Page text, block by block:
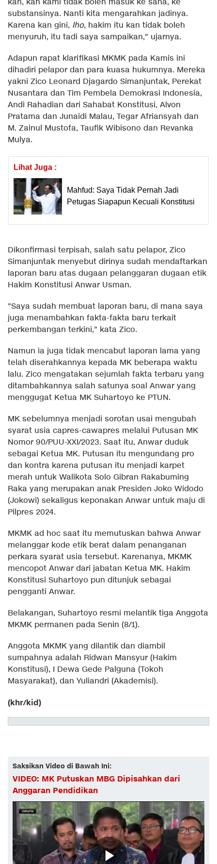
substansinya. Nanti kita mengarahkan jadinya.
Karena kan gini, lho, hakim itu kan tidak boleh
menyuruh, itu tadi saya sampaikan," ujarnya.
Adapun rapat klarifikasi MKMK pada Kamis ini
dihadiri pelapor dan para kuasa hukumnya. Mereka
yakni Zico Leonard Djagardo Simanjuntak, Perekat
Nusantara dan Tim Pembela Demokrasi Indonesia,
Andi Rahadian dari Sahabat Konstitusi, Alvon
Pratama dan Junaidi Malau, Tegar Afriansyah dan
M. Zainul Mustofa, Taufik Wibisono dan Revanka
Mulya.
Lihat Juga :
Mahfud: Saya Tidak Pernah Jadi
Petugas Siapapun Kecuali Konstitusi
Dikonfirmasi terpisah, salah satu pelapor, Zico
Simanjuntak menyebut dirinya sudah mendaftarkan
laporan baru atas dugaan pelanggaran dugaan etik
Hakim Konstitusi Anwar Usman.
"Saya sudah membuat laporan baru, di mana saya
juga menambahkan fakta-fakta baru terkait
perkembangan terkini," kata Zico.
Namun ia juga tidak mencabut laporan lama yang
telah diserahkannya kepada MK beberapa waktu
lalu. Zico mengatakan sejumlah fakta terbaru yang
ditambahkannya salah satunya soal Anwar yang
menggugat Ketua MK Suhartoyo ke PTUN.
MK sebelumnya menjadi sorotan usai mengubah
syarat usia capres-cawapres melalui Putusan MK
Nomor 90/PUU-XXI/2023. Saat itu, Anwar duduk
sebagai Ketua MK. Putusan itu mengundang pro
dan kontra karena putusan itu menjadi karpet
merah untuk Walikota Solo Gibran Rakabuming
Raka yang merupakan anak Presiden Joko Widodo
(Jokowi) sekaligus keponakan Anwar untuk maju di
Pilpres 2024.
MKMK ad hoc saat itu memutuskan bahwa Anwar
melanggar kode etik berat dalam penanganan
perkara syarat usia tersebut. Karenanya, MKMK
mencopot Anwar dari jabatan Ketua MK. Hakim
Konstitusi Suhartoyo pun ditunjuk sebagai
pengganti Anwar.
Belakangan, Suhartoyo resmi melantik tiga Anggota
MKMK permanen pada Senin (8/1).
Anggota MKMK yang dilantik dan diambil
sumpahnya adalah Ridwan Mansyur (Hakim
Konstitusi), I Dewa Gede Palguna (Tokoh
Masyarakat), dan Yuliandri (Akademisi).
(khr/kid)
Saksikan Video di Bawah Ini:
VIDEO: MK Putuskan MBG Dipisahkan dari
Anggaran Pendidikan